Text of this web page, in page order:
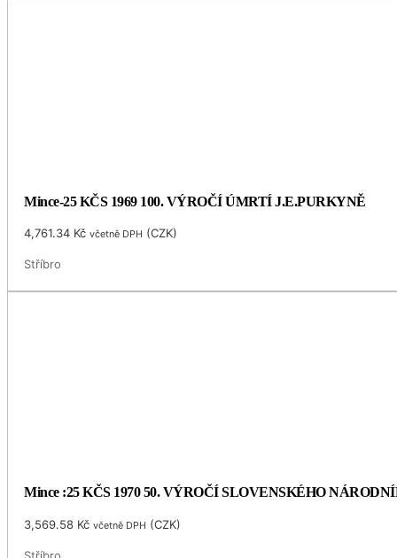
Mince-25 KČS 1969 100. VÝROČÍ ÚMRTÍ J.E.PURKYNĚ
4,761.34 Kč včetně DPH (CZK)
Stříbro
Mince :25 KČS 1970 50. VÝROČÍ SLOVENSKÉHO
3,569.58 Kč včetně DPH (CZK)
Stříbro